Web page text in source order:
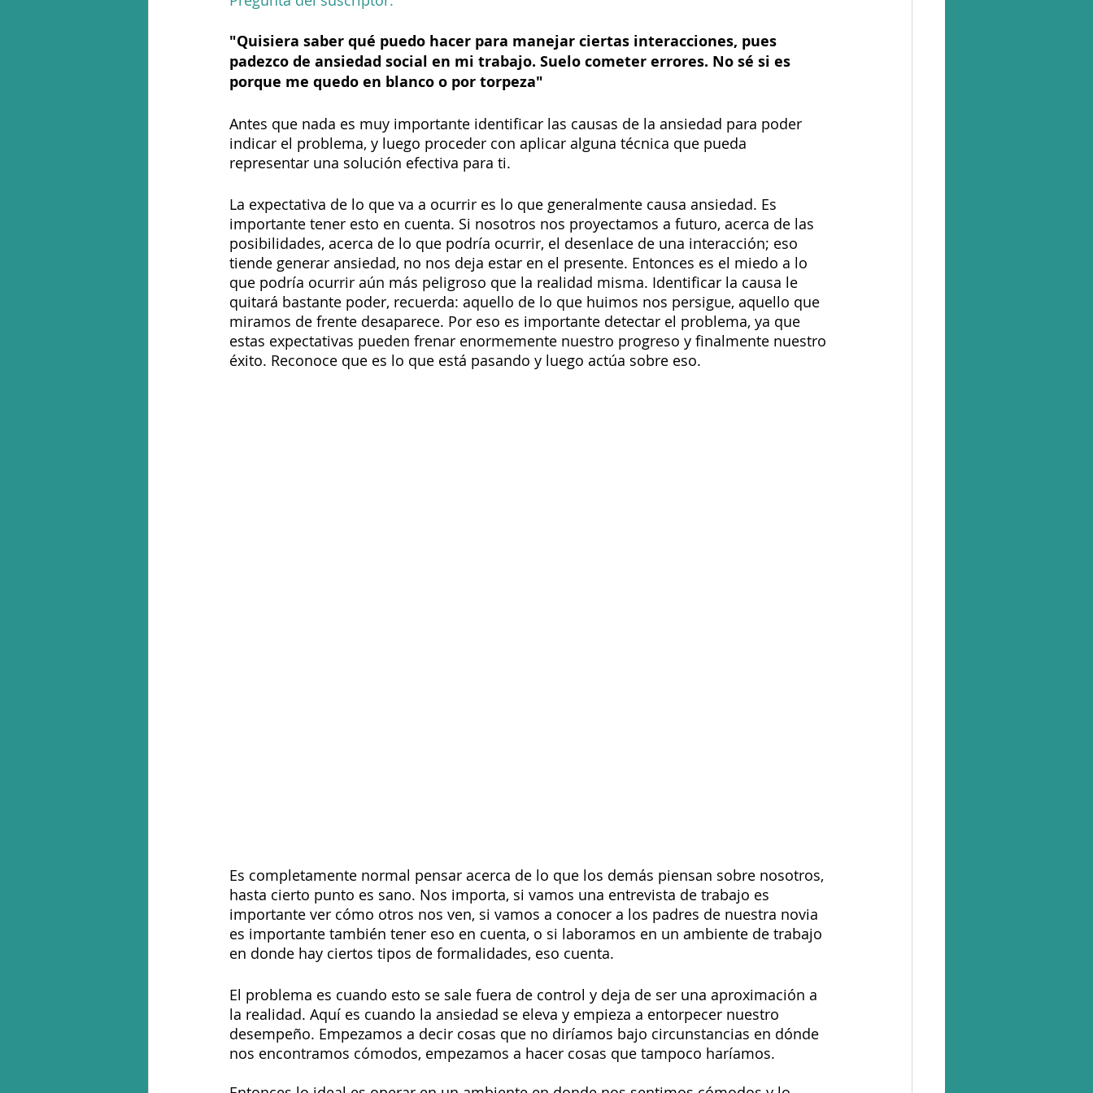
"Quisiera saber qué puedo hacer para manejar ciertas interacciones, pues
padezco de ansiedad social en mi trabajo. Suelo cometer errores. No sé si es
porque me quedo en blanco o por torpeza"
Antes que nada es muy importante identificar las causas de la ansiedad para poder
indicar el problema, y luego proceder con aplicar alguna técnica que pueda
representar una solución efectiva para ti.
La expectativa de lo que va a ocurrir es lo que generalmente causa ansiedad. Es
importante tener esto en cuenta. Si nosotros nos proyectamos a futuro, acerca de las
posibilidades, acerca de lo que podría ocurrir, el desenlace de una interacción; eso
tiende generar ansiedad, no nos deja estar en el presente. Entonces es el miedo a lo
que podría ocurrir aún más peligroso que la realidad misma. Identificar la causa le
quitará bastante poder, recuerda: aquello de lo que huimos nos persigue, aquello que
miramos de frente desaparece. Por eso es importante detectar el problema, ya que
estas expectativas pueden frenar enormemente nuestro progreso y finalmente nuestro
éxito. Reconoce que es lo que está pasando y luego actúa sobre eso.
Es completamente normal pensar acerca de lo que los demás piensan sobre nosotros,
hasta cierto punto es sano. Nos importa, si vamos una entrevista de trabajo es
importante ver cómo otros nos ven, si vamos a conocer a los padres de nuestra novia
es importante también tener eso en cuenta, o si laboramos en un ambiente de trabajo
en donde hay ciertos tipos de formalidades, eso cuenta.
El problema es cuando esto se sale fuera de control y deja de ser una aproximación a
la realidad. Aquí es cuando la ansiedad se eleva y empieza a entorpecer nuestro
desempeño. Empezamos a decir cosas que no diríamos bajo circunstancias en dónde
nos encontramos cómodos, empezamos a hacer cosas que tampoco haríamos.